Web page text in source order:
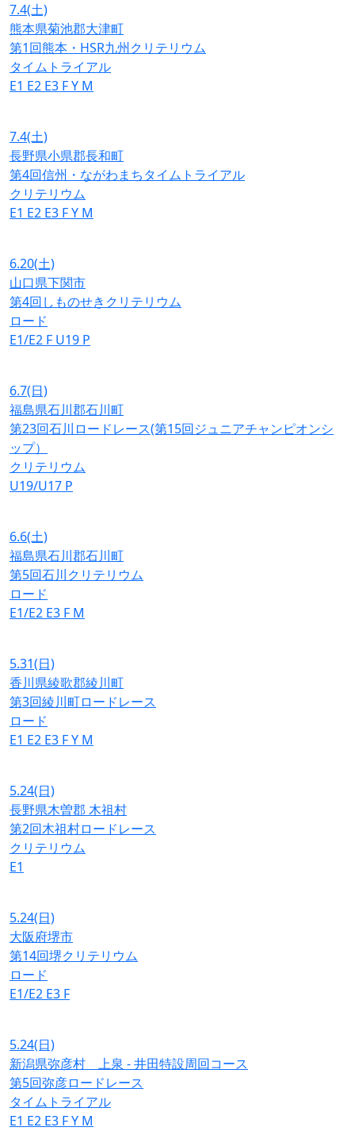
7.4(土)
熊本県菊池郡大津町
第1回熊本・HSR九州クリテリウム
タイムトライアル
E1 E2 E3 FY M
7.4(土)
長野県小県郡長和町
第4回信州・ながわまちタイムトライアル
クリテリウム
E1 E2 E3 FY M
6.20(土)
山口県下関市
第4回しものせきクリテリウム
ロード
E1/E2 F U19 P
6.7(日)
福島県石川郡石川町
第23回石川ロードレース(第15回ジュニアチャンピオンシ
ップ）
クリテリウム
U19/U17 P
6.6(土)
福島県石川郡石川町
第5回石川クリテリウム
ロード
E1/E2 E3 F M
5.31(日)
香川県綾歌郡綾川町
第3回綾川町ロードレース
ロード
E1 E2 E3 FY M
5.24(日)
長野県木曽郡 木祖村
第2回木祖村ロードレース
クリテリウム
E1
5.24(日)
大阪府堺市
第14回堺クリテリウム
ロード
E1/E2 E3 F
5.24(日)
新潟県弥彦村 上泉 - 井田特設周回コース
第5回弥彦ロードレース
タイムトライアル
E1 E2 E3 FY M